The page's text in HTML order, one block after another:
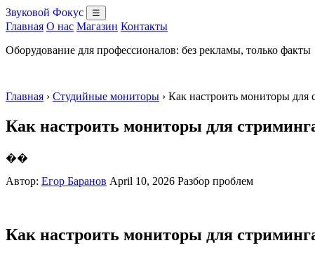
Звуковой Фокус ☰
Главная О нас Магазин Контакты
Оборудование для профессионалов: без рекламы, только факты
Главная › Студийные мониторы › Как настроить мониторы
Как настроить мониторы для
��
Автор: Егор Баранов April 10, 2026 Разбор проблем
Как настроить мониторы для